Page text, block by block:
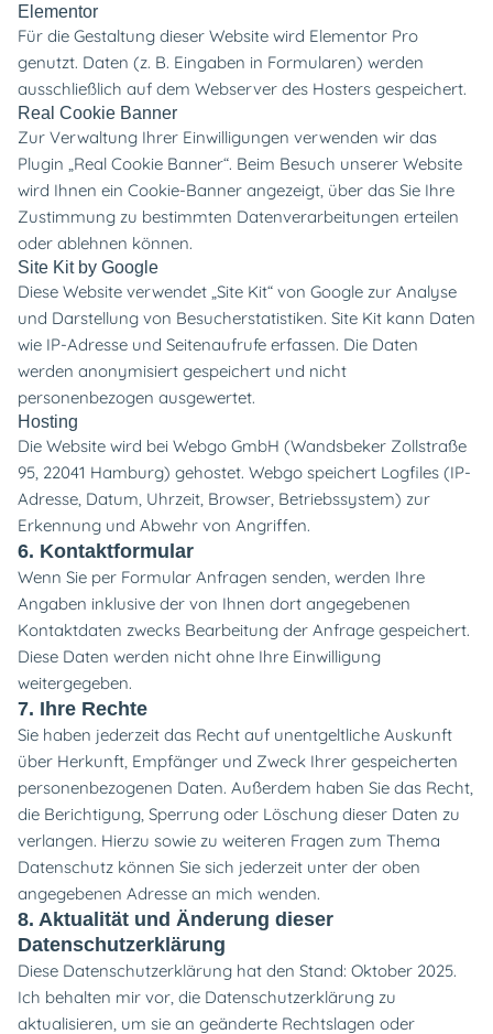
Elementor
Für die Gestaltung dieser Website wird Elementor Pro
genutzt. Daten (z. B. Eingaben in Formularen) werden
ausschließlich auf dem Webserver des Hosters gespeichert.
Real Cookie Banner
Zur Verwaltung Ihrer Einwilligungen verwenden wir das
Plugin „Real Cookie Banner“. Beim Besuch unserer Website
wird Ihnen ein Cookie-Banner angezeigt, über das Sie Ihre
Zustimmung zu bestimmten Datenverarbeitungen erteilen
oder ablehnen können.
Site Kit by Google
Diese Website verwendet „Site Kit“ von Google zur Analyse
und Darstellung von Besucherstatistiken. Site Kit kann Daten
wie IP-Adresse und Seitenaufrufe erfassen. Die Daten
werden anonymisiert gespeichert und nicht
personenbezogen ausgewertet.
Hosting
Die Website wird bei Webgo GmbH (Wandsbeker Zollstraße
95, 22041 Hamburg) gehostet. Webgo speichert Logfiles (IP-
Adresse, Datum, Uhrzeit, Browser, Betriebssystem) zur
Erkennung und Abwehr von Angriffen.
6. Kontaktformular
Wenn Sie per Formular Anfragen senden, werden Ihre
Angaben inklusive der von Ihnen dort angegebenen
Kontaktdaten zwecks Bearbeitung der Anfrage gespeichert.
Diese Daten werden nicht ohne Ihre Einwilligung
weitergegeben.
7. Ihre Rechte
Sie haben jederzeit das Recht auf unentgeltliche Auskunft
über Herkunft, Empfänger und Zweck Ihrer gespeicherten
personenbezogenen Daten. Außerdem haben Sie das Recht,
die Berichtigung, Sperrung oder Löschung dieser Daten zu
verlangen. Hierzu sowie zu weiteren Fragen zum Thema
Datenschutz können Sie sich jederzeit unter der oben
angegebenen Adresse an mich wenden.
8. Aktualität und Änderung dieser
Datenschutzerklärung
Diese Datenschutzerklärung hat den Stand: Oktober 2025.
Ich behalten mir vor, die Datenschutzerklärung zu
aktualisieren, um sie an geänderte Rechtslagen oder